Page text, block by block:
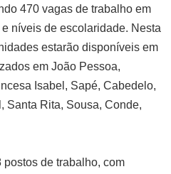
470 vagas de trabalho em
níveis de escolaridade. Nesta
estarão disponíveis em
em João Pessoa,
Isabel, Sapé, Cabedelo,
Santa Rita, Sousa, Conde,
de trabalho, com